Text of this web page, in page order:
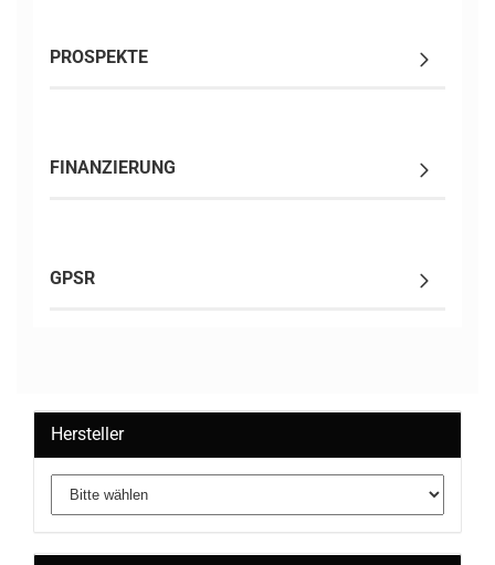
PROSPEKTE
FINANZIERUNG
GPSR
Hersteller